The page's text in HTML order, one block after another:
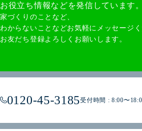
0120-45-3185受付時間 : 8:00〜
お役立ち情報などを発信しています。
家づくりのことなど、
わからないことなどお気軽にメッセージく
お友だち登録よろしくお願いします。